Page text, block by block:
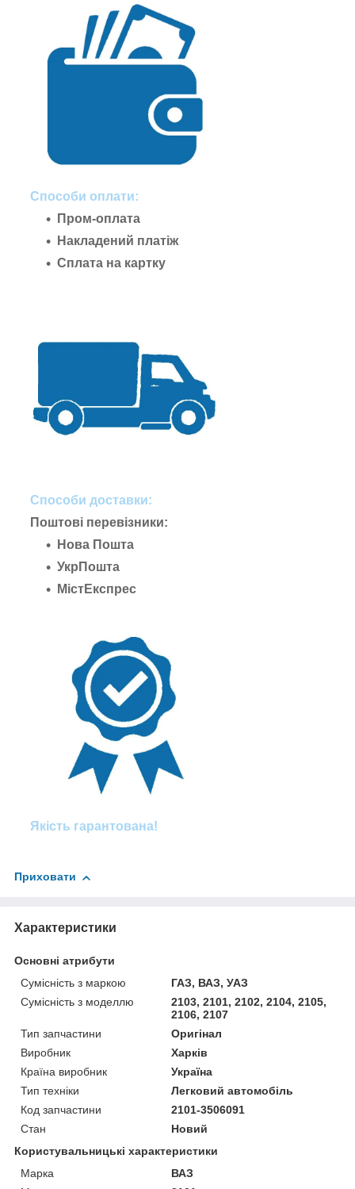
Способи оплати:
Пром-оплата
Накладений платіж
Сплата на картку
Способи доставки:
Поштові перевізники:
Нова Пошта
УкрПошта
МістЕкспрес
Якість гарантована!
Приховати
Характеристики
Основні атрибути
Сумісність з маркою
ГАЗ, ВАЗ, УАЗ
Сумісність з моделлю
2103, 2101, 2102, 2104, 2105,
2106, 2107
Тип запчастини
Оригінал
Виробник
Харків
Країна виробник
Україна
Тип техніки
Легковий автомобіль
Код запчастини
2101-3506091
Стан
Новий
Користувальницькі характеристики
Марка
ВАЗ